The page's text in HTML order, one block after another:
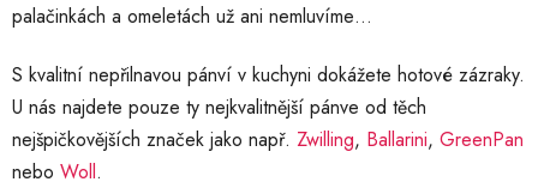
palačinkách a omeletách už ani nemluvíme…
S kvalitní nepřilnavou pánví v kuchyni dokážete hotové zázraky.
U nás najdete pouze ty nejkvalitnější pánve od těch
nejšpičkovějších značek jako např. Zwilling, Ballarini, GreenPan
nebo Woll.